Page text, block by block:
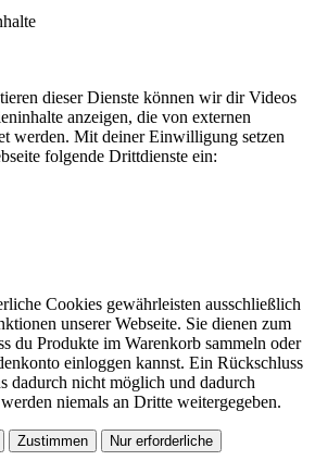
dieser Dienste können wir dir Videos
anzeigen, die von externen
werden. Mit deiner Einwilligung setzen
folgende Drittdienste ein:
Cookies gewährleisten ausschließlich
unserer Webseite. Sie dienen zum
du Produkte im Warenkorb sammeln oder
einloggen kannst. Ein Rückschluss
dadurch nicht möglich und dadurch
niemals an Dritte weitergegeben.
Zustimmen Nur erforderliche